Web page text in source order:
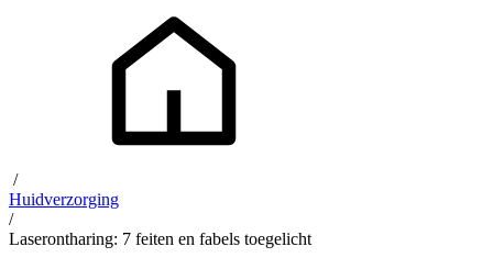
/
Huidverzorging
/
Laserontharing: 7 feiten en fabels toegelicht